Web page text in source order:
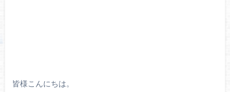
皆様こんにちは。